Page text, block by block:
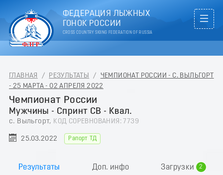
ФЕДЕРАЦИЯ ЛЫЖНЫХ
ГОНОК РОССИИ
CROSS COUNTRY SKIING FEDERATION OF RUSSIA
ГЛАВНАЯ / РЕЗУЛЬТАТЫ / ЧЕМПИОНАТ РОССИИ - С. ВЫЛЬГОРТ
- 25 МАРТА - 02 АПРЕЛЯ 2022
Чемпионат России
Мужчины - Спринт СВ - Квал.
с. Выльгорт, КОД СОРЕВНОВАНИЯ: 7739
25.03.2022 Рапорт ТД
Результаты Доп. инфо Загрузки
2